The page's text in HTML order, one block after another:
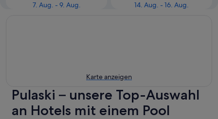
7. Aug. - 9. Aug.
14. Aug. - 16. Aug.
Karte anzeigen
Pulaski – unsere Top-Auswahl
an Hotels mit einem Pool